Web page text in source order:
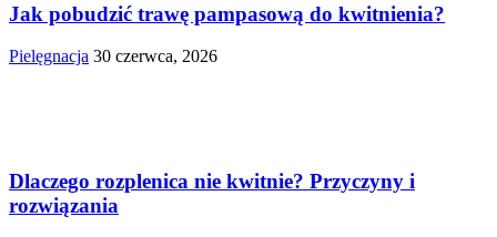
Jak pobudzić trawę pampasową do kwitnienia?
Pielęgnacja 30 czerwca, 2026
Dlaczego rozplenica nie kwitnie? Przyczyny i
rozwiązania